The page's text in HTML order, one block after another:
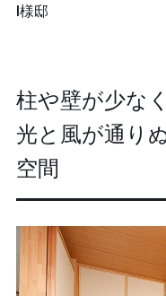
I様邸
柱や壁が少な
光と風が通り
空間